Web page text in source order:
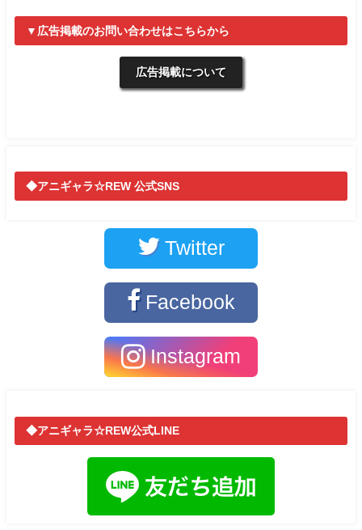
▼広告掲載のお問い合わせはこちらから
広告掲載について
◆アニギャラ☆REW 公式SNS
Twitter
Facebook
Instagram
◆アニギャラ☆REW公式LINE